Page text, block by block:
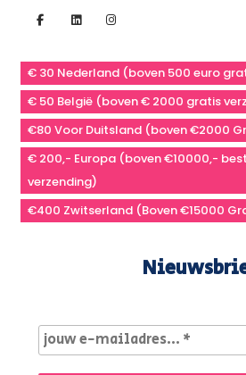
€ 30 Nederland (boven 500 euro
€ 50 België (boven € 2000 gratis
€80 Voor Duitsland (boven €2000
€ 200,- Europa (boven €10000,-
verzending)
€400 Zwitserland (Boven €15000